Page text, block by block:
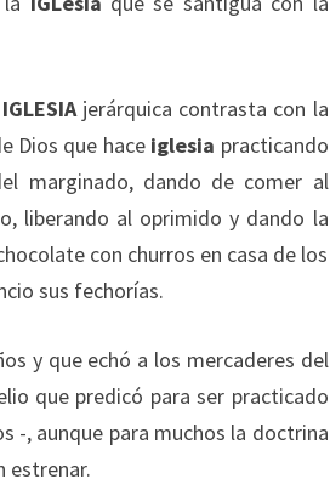
IGLESIAjerárquica contrasta con la
Dios que hace iglesia practicando
marginado, dando de comer al
liberando al oprimido y dando la
con churros en casa de los
sus fechorías.
y que echó a los mercaderes del
que predicó para ser practicado
-, aunque para muchos la doctrina
estrenar.